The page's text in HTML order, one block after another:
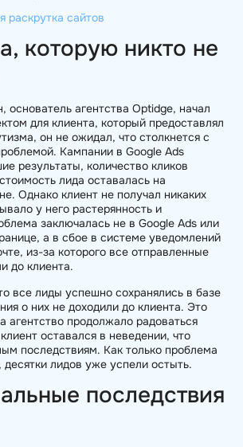
раскрутка сайтов
которую никто не
основатель агентства Optidge, начал
для клиента, который предоставлял
он не ожидал, что столкнется с
Кампании в Google Ads
результаты, количество кликов
лида оставалась на
Однако клиент не получал никаких
у него растерянность и
заключалась не в Google Ads или
а в сбое в системе уведомлений
из-за которого все отправленные
до клиента.
все лиды успешно сохранялись в базе
о них не доходили до клиента. Это
агентство продолжало радоваться
оставался в неведении, что
последствиям. Как только проблема
лидов уже успели остыть.
последствия